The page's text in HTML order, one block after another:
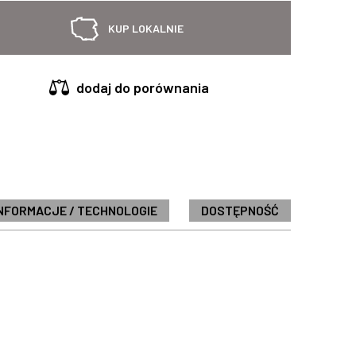
KUP LOKALNIE
dodaj do porównania
/ TECHNOLOGIE DOSTĘPNOŚĆ